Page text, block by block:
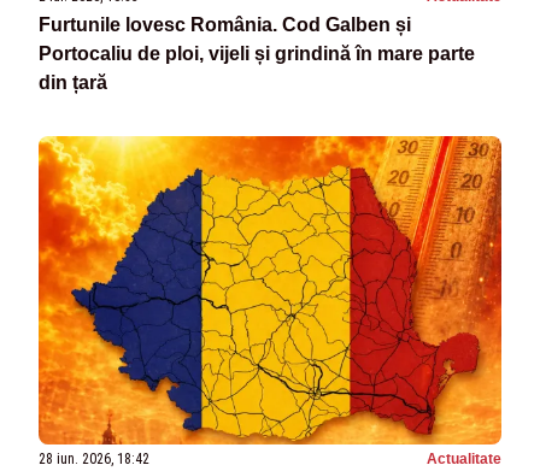
Furtunile lovesc România. Cod Galben și
Portocaliu de ploi, vijeli și grindină în mare parte
din țară
28 iun. 2026, 18:42 Actualitate